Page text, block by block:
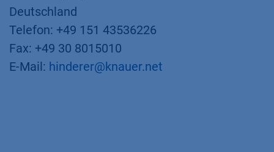
Deutschland
Telefon: +49 151 43536226
Fax: +49 30 8015010
E-Mail: hinderer@knauer.net